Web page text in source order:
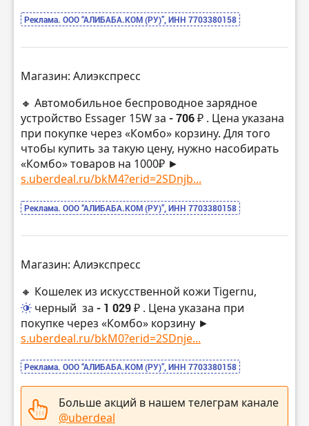
Реклама. ООО “АЛИБАБА.КОМ (РУ)”, ИНН 7703380158
Магазин: Алиэкспресс
🔸 Автомобильное беспроводное зарядное
устройство Essager 15W за - 706 ₽ . Цена указана
при покупке через «Комбо» корзину. Для того
чтобы купить за такую цену, нужно насобирать
«Комбо» товаров на 1000₽ ►
s.uberdeal.ru/bkM4?erid=2SDnjb...
Реклама. ООО “АЛИБАБА.КОМ (РУ)”, ИНН 7703380158
Магазин: Алиэкспресс
🔸 Кошелек из искусственной кожи Tigernu,
черный за - 1 029 ₽ . Цена указана при
покупке через «Комбо» корзину ►
s.uberdeal.ru/bkM0?erid=2SDnje...
Реклама. ООО “АЛИБАБА.КОМ (РУ)”, ИНН 7703380158
Больше акций в нашем телеграм канале
@uberdeal